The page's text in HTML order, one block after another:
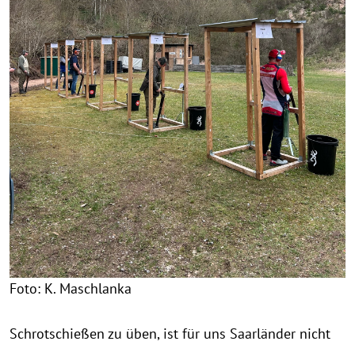
Foto: K. Maschlanka
Schrotschießen zu üben, ist für uns Saarländer nicht